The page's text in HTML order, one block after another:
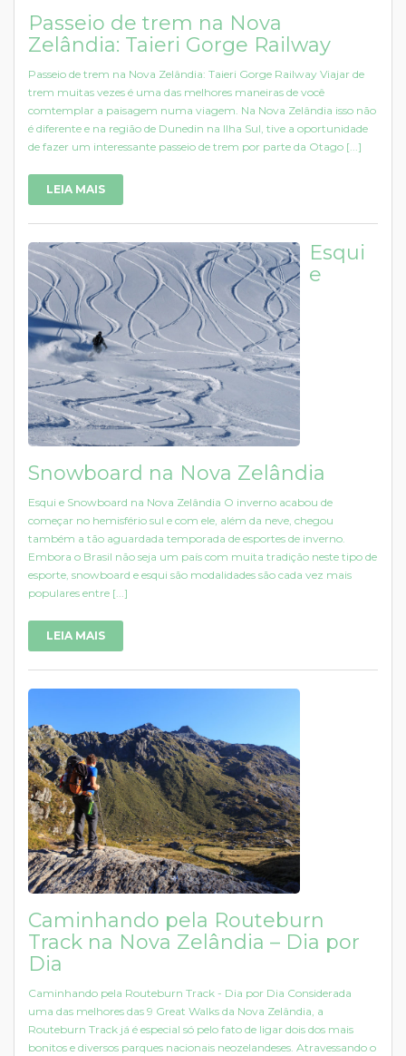
Passeio de trem na Nova
Zelândia: Taieri Gorge Railway
Passeio de trem na Nova Zelândia: Taieri Gorge Railway Viajar de
trem muitas vezes é uma das melhores maneiras de você
comtemplar a paisagem numa viagem. Na Nova Zelândia isso não
é diferente e na região de Dunedin na Ilha Sul, tive a oportunidade
de fazer um interessante passeio de trem por parte da Otago [...]
LEIA MAIS
Esqui
e
Snowboard na Nova Zelândia
Esqui e Snowboard na Nova Zelândia O inverno acabou de
começar no hemisfério sul e com ele, além da neve, chegou
também a tão aguardada temporada de esportes de inverno.
Embora o Brasil não seja um país com muita tradição neste tipo de
esporte, snowboard e esqui são modalidades são cada vez mais
populares entre [...]
LEIA MAIS
Caminhando pela Routeburn
Track na Nova Zelândia – Dia por
Dia
Caminhando pela Routeburn Track - Dia por Dia Considerada
uma das melhores das 9 Great Walks da Nova Zelândia, a
Routeburn Track já é especial só pelo fato de ligar dois dos mais
bonitos e diversos parques nacionais neozelandeses. Atravessando o